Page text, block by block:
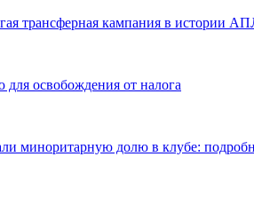
трансферная кампания в истории
освобождения от налога
миноритарную долю в клубе: